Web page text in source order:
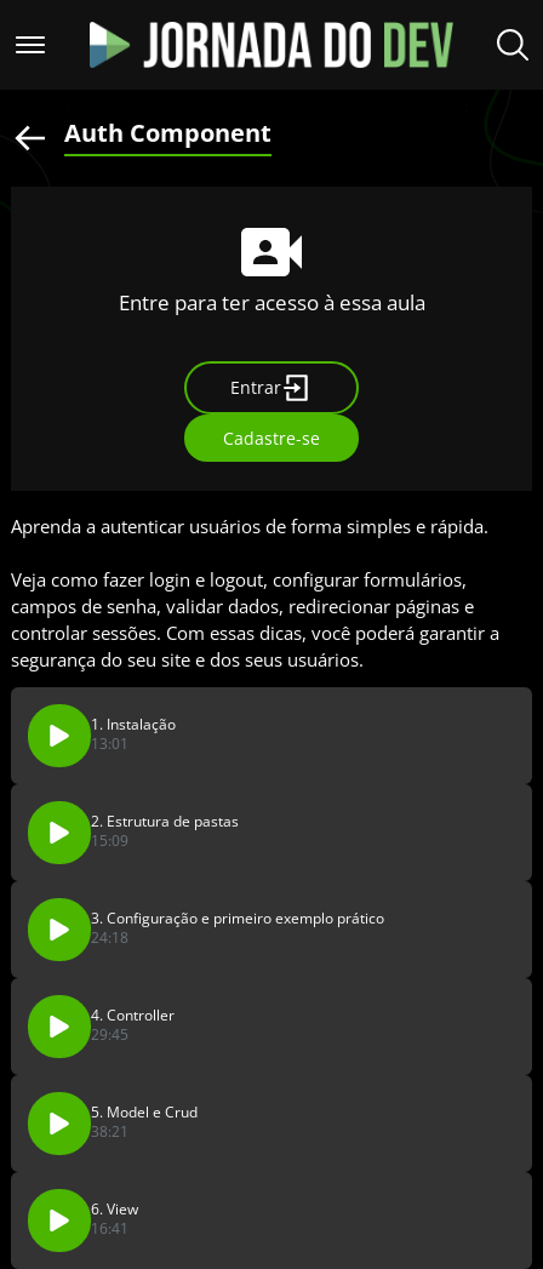
Auth Component
Entre para ter acesso à essa aula
Entrar
Cadastre-se
Aprenda a autenticar usuários de forma simples e rápida.
Veja como fazer login e logout, configurar formulários,
campos de senha, validar dados, redirecionar páginas e
controlar sessões. Com essas dicas, você poderá garantir a
segurança do seu site e dos seus usuários.
1. Instalação
13:01
2. Estrutura de pastas
15:09
3. Configuração e primeiro exemplo prático
24:18
4. Controller
29:45
5. Model e Crud
38:21
6. View
16:41